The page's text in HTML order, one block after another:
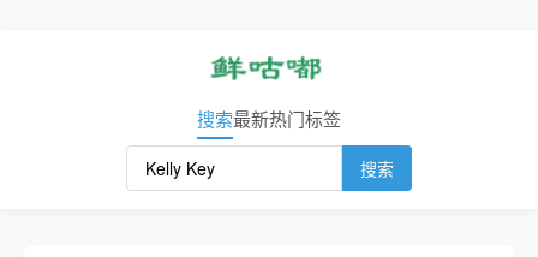
搜索最新热门标签
搜索